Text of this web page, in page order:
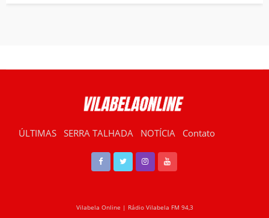
ÚLTIMAS SERRA TALHADA NOTÍCIA Contato
Vilabela Online | Rádio Vilabela FM 94,3